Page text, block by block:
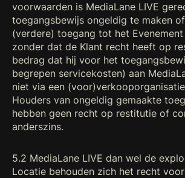
voorwaarden is MediaLane LIVE
toegangsbewijs ongeldig te maken
(verdere) toegang tot het
zonder dat de Klant recht heeft op
bedrag dat hij voor het
begrepen servicekosten) aan
niet via een
Houders van ongeldig gemaakte
hebben geen recht op restitutie of
anderszins.
5.2 MediaLane LIVE dan wel de
Locatie behouden zich het recht